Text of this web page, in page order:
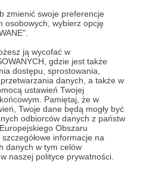
zmienić swoje preferencje
osobowych, wybierz opcję
ją wycofać w
gdzie jest także
dostępu, sprostowania,
danych, a także w
ustawień Twojej
Pamiętaj, że w
Twoje dane będą mogły być
odbiorców danych z państw
Obszaru
informacje na
danych w tym celów
naszej polityce prywatności.
Patronów!
Justyna Margielewska
teraz!
Patronem